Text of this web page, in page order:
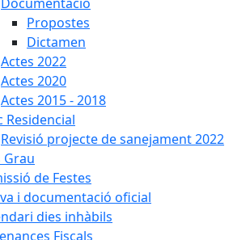
Propostes
Dictamen
Actes 2022
Actes 2020
Actes 2015 - 2018
Residencial
Revisió projecte de sanejament 2022
Grau
de Festes
i documentació oficial
dies inhàbils
Fiscals